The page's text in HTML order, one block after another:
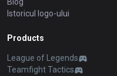
Istoricul logo-ului
Products
League of Legends
Teamfight Tactics